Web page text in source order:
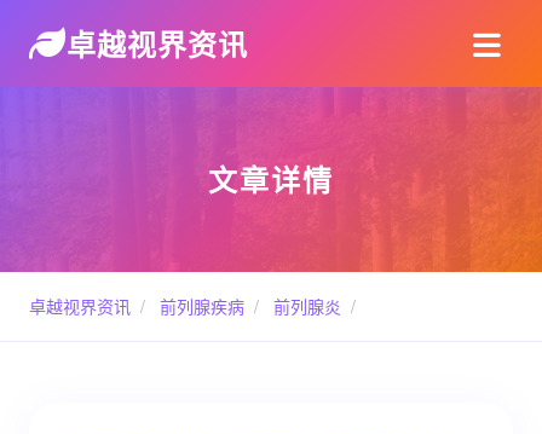
卓越视界资讯
文章详情
卓越视界资讯 / 前列腺疾病 / 前列腺炎 /